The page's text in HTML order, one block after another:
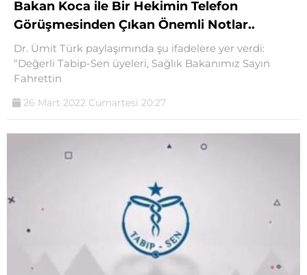
Bakan Koca ile Bir Hekimin Telefon
Görüşmesinden Çıkan Önemli Notlar..
Dr. Ümit Türk paylaşımında şu ifadelere yer verdi:
“Değerli Tabip-Sen üyeleri, Sağlık Bakanımız Sayın
Fahrettin
26 Mart 2022 Cumartesi 20:27